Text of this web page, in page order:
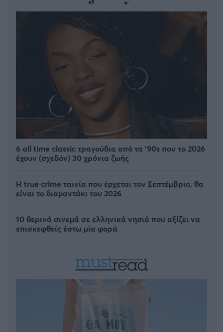
6 all time classic τραγούδια από τα ‘90s που το 2026
έχουν (σχεδόν) 30 χρόνια ζωής
Η true crime ταινία που έρχεται τον Σεπτέμβριο, θα
είναι το διαμαντάκι του 2026
10 θερινά σινεμά σε ελληνικά νησιά που αξίζει να
επισκεφθείς έστω μία φορά